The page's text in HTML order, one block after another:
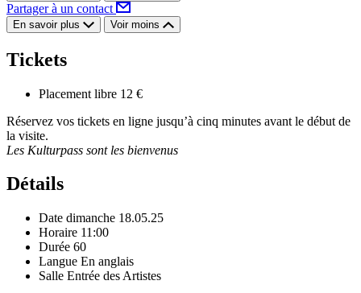
Partager à un contact
En savoir plus Voir moins
Tickets
Placement libre 12 €
Réservez vos tickets en ligne jusqu’à cinq minutes avant le début de
la visite.
Les Kulturpass sont les bienvenus
Détails
Date dimanche 18.05.25
Horaire 11:00
Durée 60
Langue En anglais
Salle Entrée des Artistes